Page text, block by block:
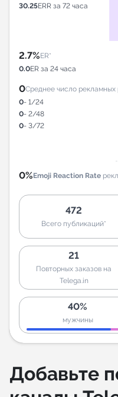
30.25ERR за 72 часа
2.7%ER*
0.0ER за 24 часа
0Среднее число
0- 1/24
0- 2/48
0- 3/72
0%Emoji Reaction Rate
472
Всего публикаций*
21
Повторных заказов на
Telega.in
40%
мужчины
Добавьте